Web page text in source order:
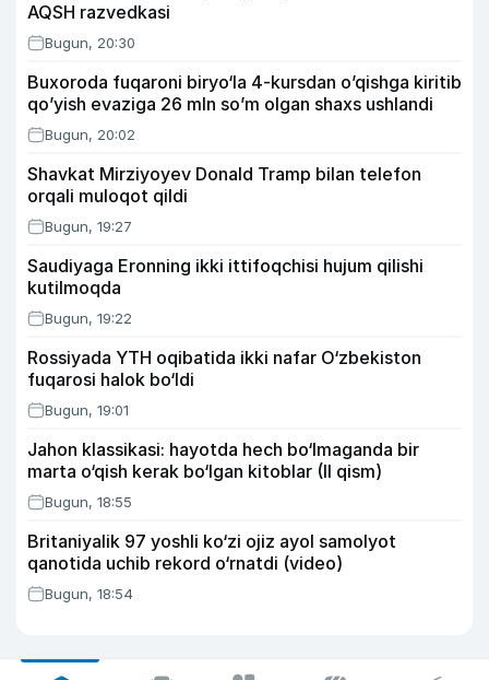
AQSH razvedkasi
Bugun, 20:30
Buxoroda fuqaroni biryo‘la 4-kursdan o’qishga kiritib
qo’yish evaziga 26 mln so’m olgan shaxs ushlandi
Bugun, 20:02
Shavkat Mirziyoyev Donald Tramp bilan telefon
orqali muloqot qildi
Bugun, 19:27
Saudiyaga Eronning ikki ittifoqchisi hujum qilishi
kutilmoqda
Bugun, 19:22
Rossiyada YTH oqibatida ikki nafar O‘zbekiston
fuqarosi halok bo‘ldi
Bugun, 19:01
Jahon klassikasi: hayotda hech bo‘lmaganda bir
marta o‘qish kerak bo‘lgan kitoblar (II qism)
Bugun, 18:55
Britaniyalik 97 yoshli ko‘zi ojiz ayol samolyot
qanotida uchib rekord o‘rnatdi (video)
Bugun, 18:54